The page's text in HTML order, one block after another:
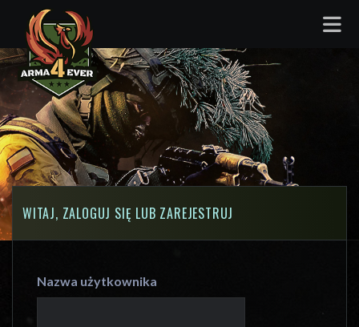
WITAJ, ZALOGUJ SIĘ LUB ZAREJESTRUJ
Nazwa użytkownika